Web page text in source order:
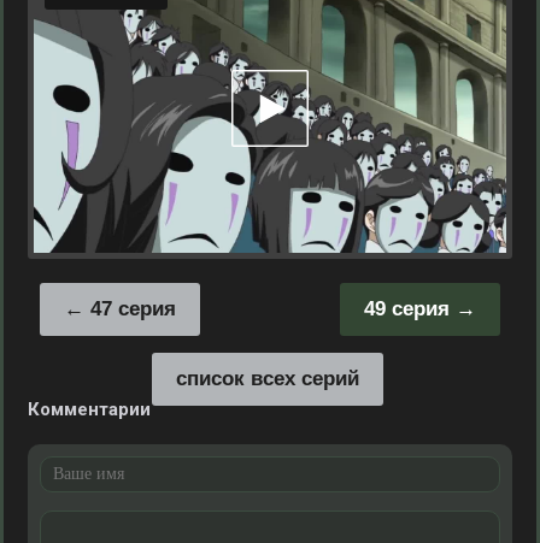
49 серия
47 серия
список всех серий
Комментарии